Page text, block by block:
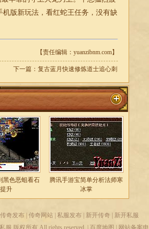
版新玩法，看红蛇王任务，没有缺
【责任编辑：yuanzibnm.com】
下一篇： 复古蓝月快速修炼道士追心刺
黑色恶蛆看石
升
腾讯手游宝简单分析法师寒
冰掌
传奇发布 传奇网站 私服发布 新开传奇
新开私服
服 版权所有 All rights reserved. | 百度地图 | 网站备案